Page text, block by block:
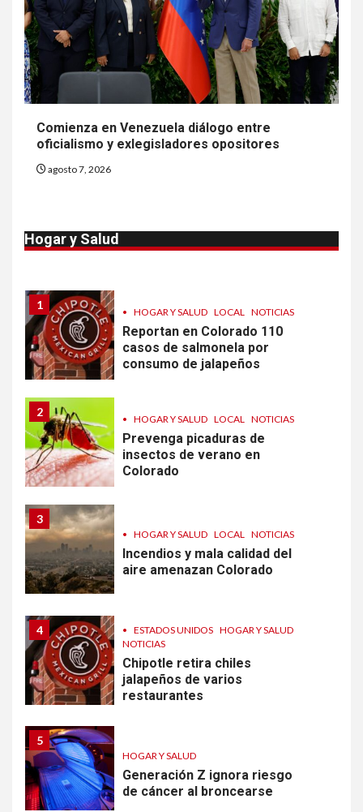
Comienza en Venezuela diálogo entre
oficialismo y exlegisladores opositores
agosto 7, 2026
Hogar y Salud
EE. UU. reporta sus primeras
dos muertes por Cyclospora
en Michigan
ESTADOS UNIDOS
HOGAR Y SALUD
NOTICIAS
Más casos de sarampión en
EEUU este año que en 2025
Van 4,100 casos confirmados
por parásito que causa
1
• HOGAR Y SALUD LOCAL NOTICIAS
Reportan en Colorado 110
casos de salmonela por
consumo de jalapeños
2
• HOGAR Y SALUD LOCAL NOTICIAS
Prevenga picaduras de
insectos de verano en
Colorado
3
• HOGAR Y SALUD LOCAL NOTICIAS
Incendios y mala calidad del
aire amenazan Colorado
4 • ESTADOS UNIDOS HOGAR Y SALUD
NOTICIAS
Chipotle retira chiles
jalapeños de varios
restaurantes
5
HOGAR Y SALUD
Generación Z ignora riesgo
de cáncer al broncearse